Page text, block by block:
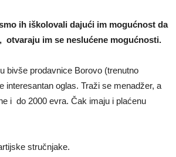
ih iškolovali dajući im mogućnost da
otvaraju im se neslućene mogućnosti.
bivše prodavnice Borovo (trenutno
interesantan oglas. Traži se menadžer, a
i do 2000 evra. Čak imaju i plaćenu
stručnjake.